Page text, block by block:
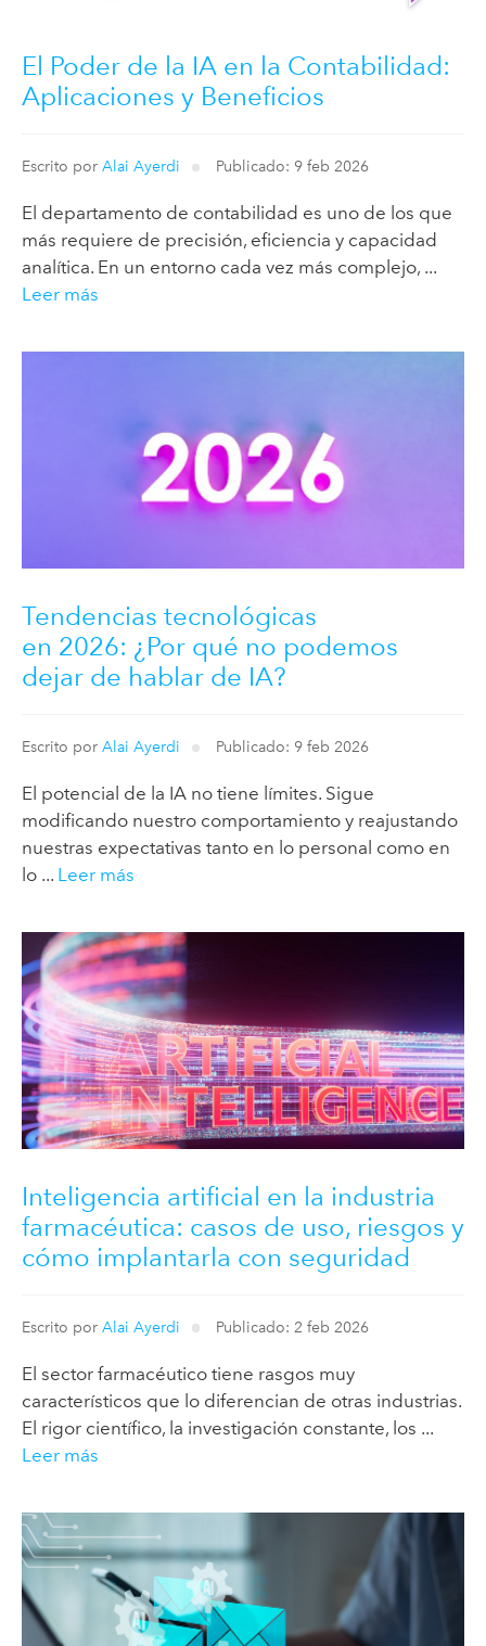
El Poder de la IA en la Contabilidad:
Aplicaciones y Beneficios
Escrito por Alai Ayerdi Publicado: 9 feb 2026
El departamento de contabilidad es uno de los que
más requiere de precisión, eficiencia y capacidad
analítica. En un entorno cada vez más complejo, ...
Leer más
Tendencias tecnológicas
en 2026: ¿Por qué no podemos
dejar de hablar de IA?
Escrito por Alai Ayerdi Publicado: 9 feb 2026
El potencial de la IA no tiene límites. Sigue
modificando nuestro comportamiento y reajustando
nuestras expectativas tanto en lo personal como en
lo ... Leer más
Inteligencia artificial en la industria
farmacéutica: casos de uso, riesgos y
cómo implantarla con seguridad
Escrito por Alai Ayerdi Publicado: 2 feb 2026
El sector farmacéutico tiene rasgos muy
característicos que lo diferencian de otras industrias.
El rigor científico, la investigación constante, los ...
Leer más